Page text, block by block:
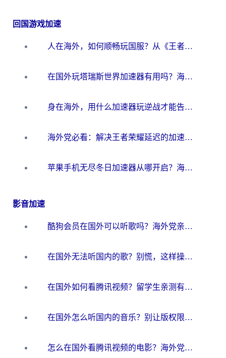
回国游戏加速
人在海外，如何顺畅玩国服？从《王者荣耀》到《云图计划》的加速器终极指南
在国外玩塔瑞斯世界加速器有用吗？海外玩家亲测后的真实答案
身在海外，用什么加速器玩逆战才能告别延迟？
海外党必看：解决王者荣耀延迟的加速器终极指南——从EVE到猫和老鼠，一个工具全搞定
苹果手机无尽冬日加速器从哪开启？海外玩家的冬日生存指南
影音加速
酷狗会员在国外可以听歌吗？海外党亲测有效：3步解决音乐权限难题
在国外无法听国内的歌？别慌，这样操作就能畅听QQ音乐（附亲测加速器推荐）
在国外如何看腾讯视频？留学生亲测有效的回国加速方案
在国外怎么听国内的音乐？别让版权限制断了你的华语歌单
怎么在国外看腾讯视频的电影？海外党亲测有效的回国加速指南